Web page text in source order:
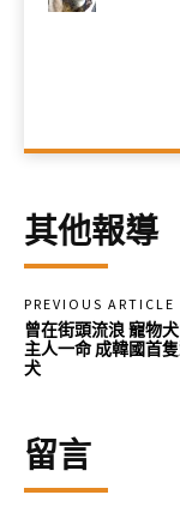
其他報導
PREVIOUS ARTICLE
曾在街頭流浪 寵物
主人一命 成韓國首
犬
留言